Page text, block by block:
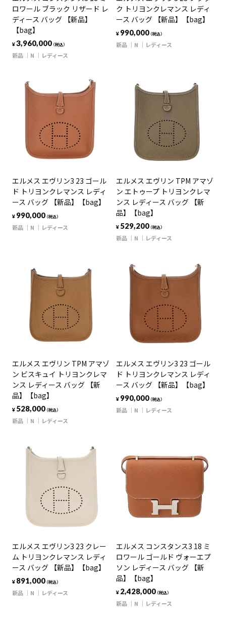
ロワール ブラック リザード レ
ディース バッグ 【新品】
【bag】
¥3,960,000（税込）
新品 N レディース
ク トリヨンクレマンス レディ
ース バッグ 【新品】【bag】
¥ 990,000（税込）
新品 N レディース
エルメス エヴリン3 23 ゴール
ド トリヨンクレマンス レディ
ース バッグ 【新品】【bag】
¥ 990,000（税込）
新品 N レディース
エルメス エヴリン TPM アマゾ
ン エトゥープ トリヨンクレマ
ンス レディース バッグ 【新
品】【bag】
¥ 529,200（税込）
新品 N レディース
エルメス エヴリン TPM アマゾ
ン ビスキュイ トリヨンクレマ
ンス レディース バッグ 【新
品】【bag】
¥ 528,000（税込）
新品 N レディース
エルメス エヴリン3 23 ゴール
ド トリヨンクレマンス レディ
ース バッグ 【新品】【bag】
¥ 990,000（税込）
新品 N レディース
エルメス エヴリン3 23 クレー
ム トリヨンクレマンス レディ
ース バッグ 【新品】【bag】
¥ 891,000（税込）
新品 N レディース
エルメス コンスタンス3 18 ミ
ロワール ゴールド ヴォーエプ
ソン レディース バッグ 【新
品】【bag】
¥ 2,428,000（税込）
新品 N レディース